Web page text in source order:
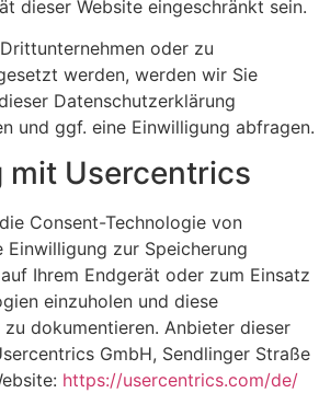
dieser Website eingeschränkt sein.
oder zu
werden, werden wir Sie
Datenschutzerklärung
und ggf. eine Einwilligung abfragen.
mit Usercentrics
Consent-Technologie von
Einwilligung zur Speicherung
Ihrem Endgerät oder zum Einsatz
einzuholen und diese
dokumentieren. Anbieter dieser
GmbH, Sendlinger Straße
https://usercentrics.com/de/